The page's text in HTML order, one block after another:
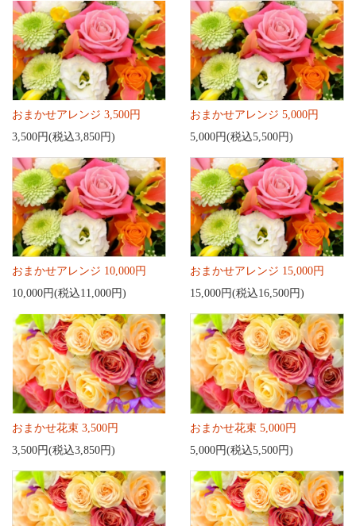
おまかせアレンジ 3,500円
3,500円(税込3,850円)
おまかせアレンジ 5,000円
5,000円(税込5,500円)
おまかせアレンジ 10,000円
10,000円(税込11,000円)
おまかせアレンジ 15,000円
15,000円(税込16,500円)
おまかせ花束 3,500円
3,500円(税込3,850円)
おまかせ花束 5,000円
5,000円(税込5,500円)